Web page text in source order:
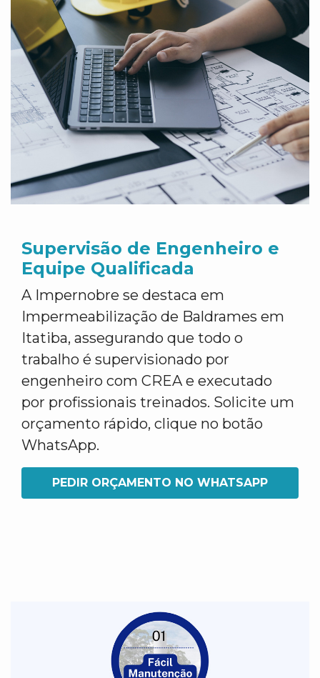
Supervisão de Engenheiro e
Equipe Qualificada
A Impernobre se destaca em
Impermeabilização de Baldrames em
Itatiba, assegurando que todo o
trabalho é supervisionado por
engenheiro com CREA e executado
por profissionais treinados. Solicite um
orçamento rápido, clique no botão
WhatsApp.
PEDIR ORÇAMENTO NO WHATSAPP